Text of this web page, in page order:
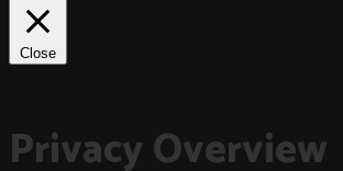
Close
Privacy Overview